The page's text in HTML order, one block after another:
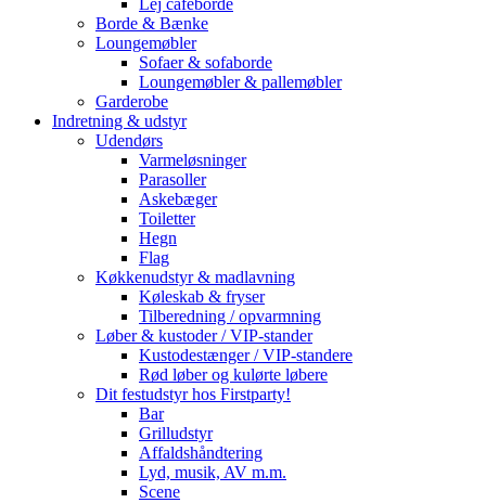
Lej caféborde
Borde & Bænke
Loungemøbler
Sofaer & sofaborde
Loungemøbler & pallemøbler
Garderobe
Indretning & udstyr
Udendørs
Varmeløsninger
Parasoller
Askebæger
Toiletter
Hegn
Flag
Køkkenudstyr & madlavning
Køleskab & fryser
Tilberedning / opvarmning
Løber & kustoder / VIP-stander
Kustodestænger / VIP-standere
Rød løber og kulørte løbere
Dit festudstyr hos Firstparty!
Bar
Grilludstyr
Affaldshåndtering
Lyd, musik, AV m.m.
Scene